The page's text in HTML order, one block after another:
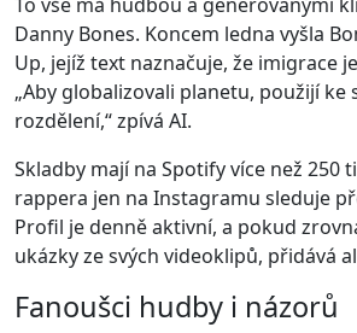
Danny Bones. Koncem ledna vyšla
Up, jejíž text naznačuje, že imigrace
„Aby globalizovali planetu, použijí ke
rozdělení,“ zpívá AI.
Skladby mají na Spotify více než 250
rappera jen na Instagramu sleduje
Profil je denně aktivní, a pokud
ukázky ze svých videoklipů, přidává
Fanoušci hudby i názorů